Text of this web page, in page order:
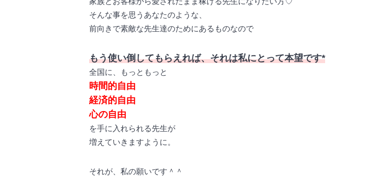
そんな事を思うあなたのような、
前向きで素敵な先生達のためにあるものなので
もう使い倒してもらえれば、それは私にとって本望です*
全国に、もっともっと
時間的自由
経済的自由
心の自由
を手に入れられる先生が
増えていきますように。
それが、私の願いです＾＾